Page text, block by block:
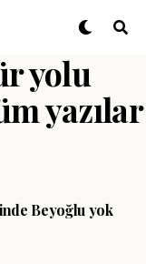
yolu
yazılar
Beyoğlu yok